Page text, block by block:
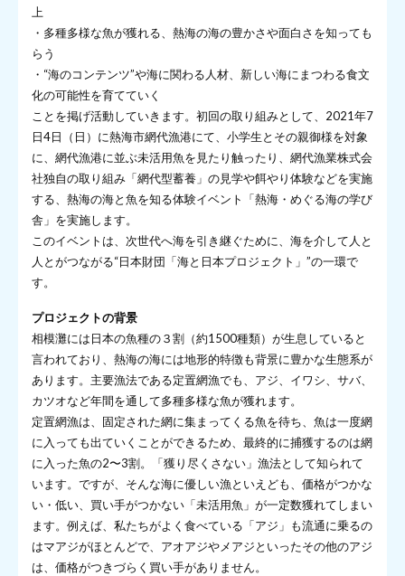
上
・多種多様な魚が獲れる、熱海の海の豊かさや面白さを知っても
らう
・“海のコンテンツ”や海に関わる人材、新しい海にまつわる食文
化の可能性を育てていく
ことを掲げ活動していきます。初回の取り組みとして、2021年7
日4日（日）に熱海市網代漁港にて、小学生とその親御様を対象
に、網代漁港に並ぶ未活用魚を見たり触ったり、網代漁業株式会
社独自の取り組み「網代型蓄養」の見学や餌やり体験などを実施
する、熱海の海と魚を知る体験イベント「熱海・めぐる海の学び
舎」を実施します。
このイベントは、次世代へ海を引き継ぐために、海を介して人と
人とがつながる“日本財団「海と日本プロジェクト」”の一環で
す。
プロジェクトの背景
相模灘には日本の魚種の３割（約1500種類）が生息していると
言われており、熱海の海には地形的特徴も背景に豊かな生態系が
あります。主要漁法である定置網漁でも、アジ、イワシ、サバ、
カツオなど年間を通して多種多様な魚が獲れます。
定置網漁は、固定された網に集まってくる魚を待ち、魚は一度網
に入っても出ていくことができるため、最終的に捕獲するのは網
に入った魚の2〜3割。「獲り尽くさない」漁法として知られて
います。ですが、そんな海に優しい漁といえども、価格がつかな
い・低い、買い手がつかない「未活用魚」が一定数獲れてしまい
ます。例えば、私たちがよく食べている「アジ」も流通に乗るの
はマアジがほとんどで、アオアジやメアジといったその他のアジ
は、価格がつきづらく買い手がありません。